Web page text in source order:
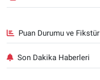
Puan Durumu ve Fikstür
Son Dakika Haberleri